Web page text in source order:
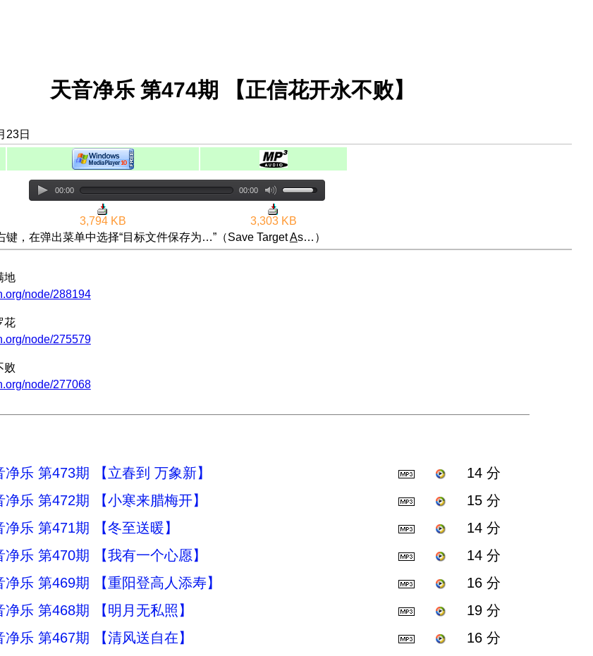
天音净乐 第474期 【正信花开永不败】
23日
00:00 00:00
3,794 KB
3,303 KB
键，在弹出菜单中选择“目标文件保存为…”（Save TargetAs…）
地
node/288194
花
node/275579
败
node/277068
净乐 第473期 【立春到 万象新】
14 分
净乐 第472期 【小寒来腊梅开】
15 分
净乐 第471期 【冬至送暖】
14 分
净乐 第470期 【我有一个心愿】
14 分
净乐 第469期 【重阳登高人添寿】
16 分
净乐 第468期 【明月无私照】
19 分
净乐 第467期 【清风送自在】
16 分